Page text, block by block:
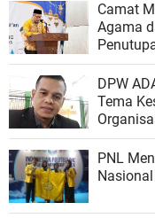
Camat
Agama
DPW
Tema
PNL